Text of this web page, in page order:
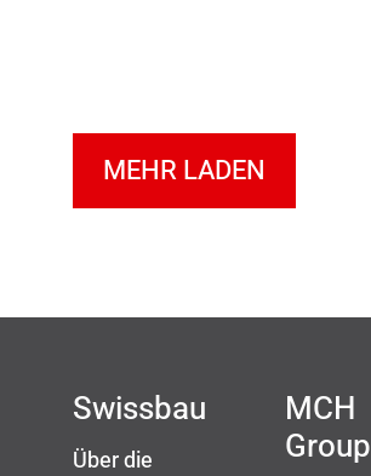
MEHR LADEN
Swissbau
Über die
MCH
Group